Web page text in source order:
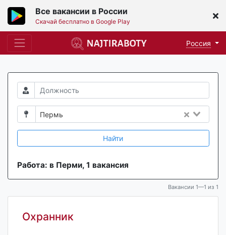
Все вакансии в России
Скачай бесплатно в Google Play
Россия
Пермь
Найти
Работа: в Перми, 1 вакансия
Вакансии 1—1 из 1
Охранник